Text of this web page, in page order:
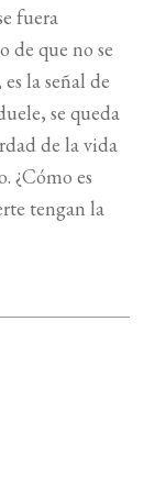
fuera
de que no se
la señal de
se queda
de la vida
¿Cómo es
tengan la